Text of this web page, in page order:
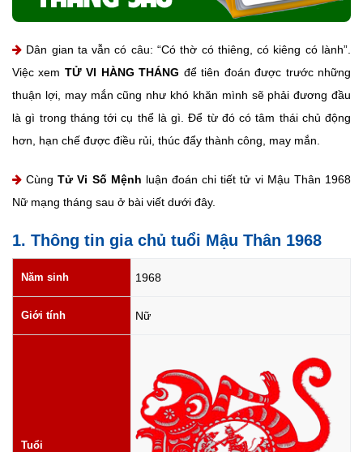
Dân gian ta vẫn có câu: “Có thờ có thiêng, có kiêng có lành”.
Việc xem TỬ VI HÀNG THÁNG để tiên đoán được trước những
thuận lợi, may mắn cũng như khó khăn mình sẽ phải đương đầu
là gì trong tháng tới cụ thể là gì. Để từ đó có tâm thái chủ động
hơn, hạn chế được điều rủi, thúc đẩy thành công, may mắn.
CùngTử Vi Số Mệnh luận đoán chi tiết tử vi Mậu Thân 1968
Nữ mạng tháng sau ở bài viết dưới đây.
1. Thông tin gia chủ tuổi Mậu Thân 1968
Năm sinh 1968
Giới tính Nữ
Tuổi